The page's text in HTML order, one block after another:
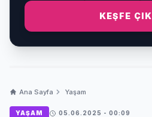
KEŞFE ÇIK
Ana Sayfa Yaşam
YAŞAM 05.06.2025 - 00:09